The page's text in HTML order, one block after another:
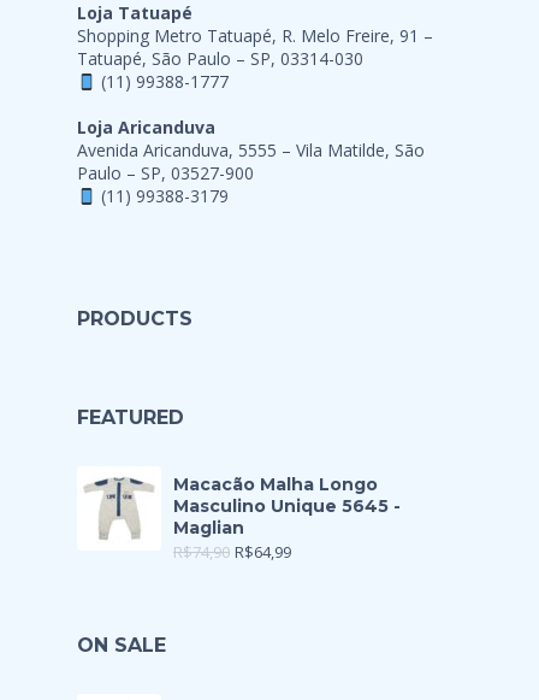
Loja Tatuapé
Shopping Metro Tatuapé, R. Melo Freire, 91 –
Tatuapé, São Paulo – SP, 03314-030
(11) 99388-1777
Loja Aricanduva
Avenida Aricanduva, 5555 – Vila Matilde, São
Paulo – SP, 03527-900
(11) 99388-3179
PRODUCTS
FEATURED
Macacão Malha Longo
Masculino Unique 5645 -
Maglian
R$74,90 R$64,99
ON SALE